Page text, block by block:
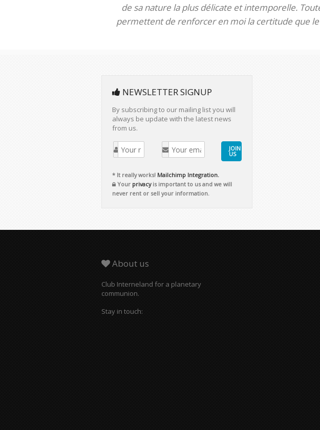
de sa nature la plus délicate et intemporelle.
permettent de renforcer en moi la certitude que
NEWSLETTER SIGNUP
By subscribing to our mailing list you will
always be update with the latest news
from us.
JOIN
US
* It really works! Mailchimp Integration.
Your privacyis important to us and we will
never rent or sell your information.
About us
Club Interneland for a planetary
communion.
Stay in touch: